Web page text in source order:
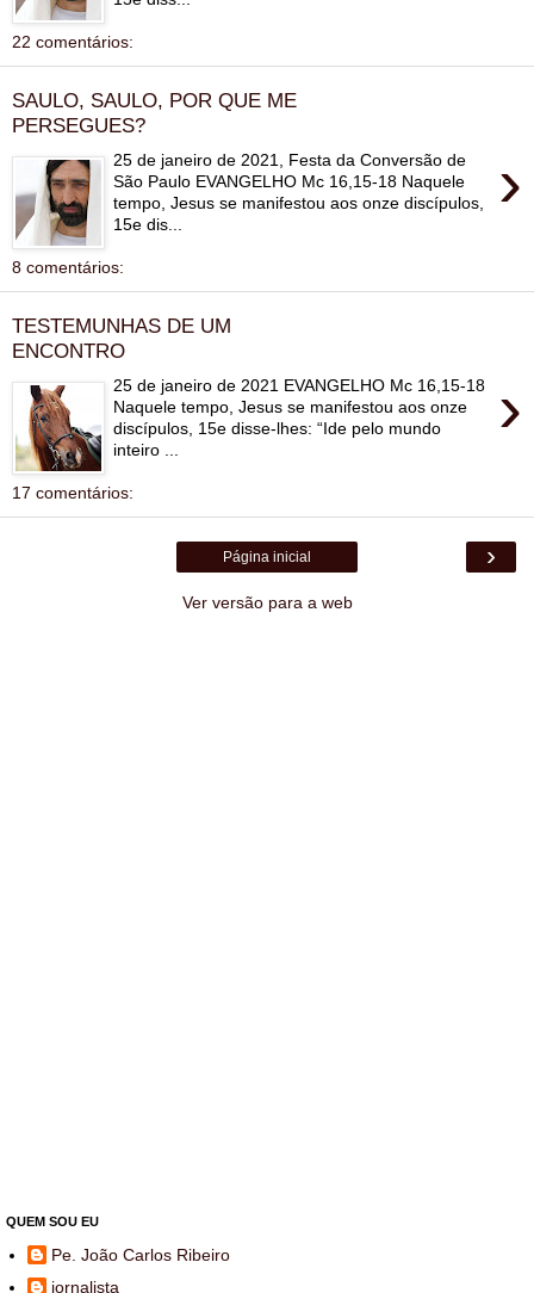
22 comentários:
SAULO, SAULO, POR QUE ME
PERSEGUES?
›
25 de janeiro de 2021, Festa da Conversão de
São Paulo EVANGELHO Mc 16,15-18 Naquele
tempo, Jesus se manifestou aos onze discípulos,
15e dis...
8 comentários:
TESTEMUNHAS DE UM
ENCONTRO
›
25 de janeiro de 2021 EVANGELHO Mc 16,15-18
Naquele tempo, Jesus se manifestou aos onze
discípulos, 15e disse-lhes: “Ide pelo mundo
inteiro ...
17 comentários:
›
Página inicial
Ver versão para a web
QUEM SOU EU
Pe. João Carlos Ribeiro
jornalista